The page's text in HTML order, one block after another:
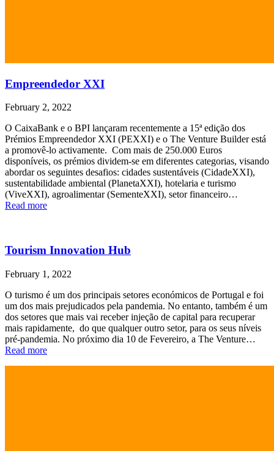
Empreendedor XXI
February 2, 2022
O CaixaBank e o BPI lançaram recentemente a 15ª edição dos
Prémios Empreendedor XXI (PEXXI) e o The Venture Builder está
a promovê-lo activamente. Com mais de 250.000 Euros
disponíveis, os prémios dividem-se em diferentes categorias, visando
abordar os seguintes desafios: cidades sustentáveis ​​(CidadeXXI),
sustentabilidade ambiental (PlanetaXXI), hotelaria e turismo
(ViveXXI), agroalimentar (SementeXXI), setor financeiro…
Read more
Tourism Innovation Hub
February 1, 2022
O turismo é um dos principais setores económicos de Portugal e foi
um dos mais prejudicados pela pandemia. No entanto, também é um
dos setores que mais vai receber injeção de capital para recuperar
mais rapidamente, do que qualquer outro setor, para os seus níveis
pré-pandemia. No próximo dia 10 de Fevereiro, a The Venture…
Read more